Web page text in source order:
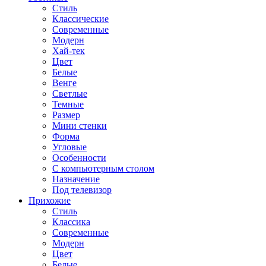
Стиль
Классические
Современные
Модерн
Хай-тек
Цвет
Белые
Венге
Светлые
Темные
Размер
Мини стенки
Форма
Угловые
Особенности
С компьютерным столом
Назначение
Под телевизор
Прихожие
Стиль
Классика
Современные
Модерн
Цвет